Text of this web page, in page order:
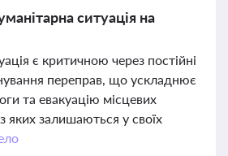
ситуація на
є критичною через постійні
переправ, що ускладнює
та евакуацію місцевих
яких залишаються у своїх